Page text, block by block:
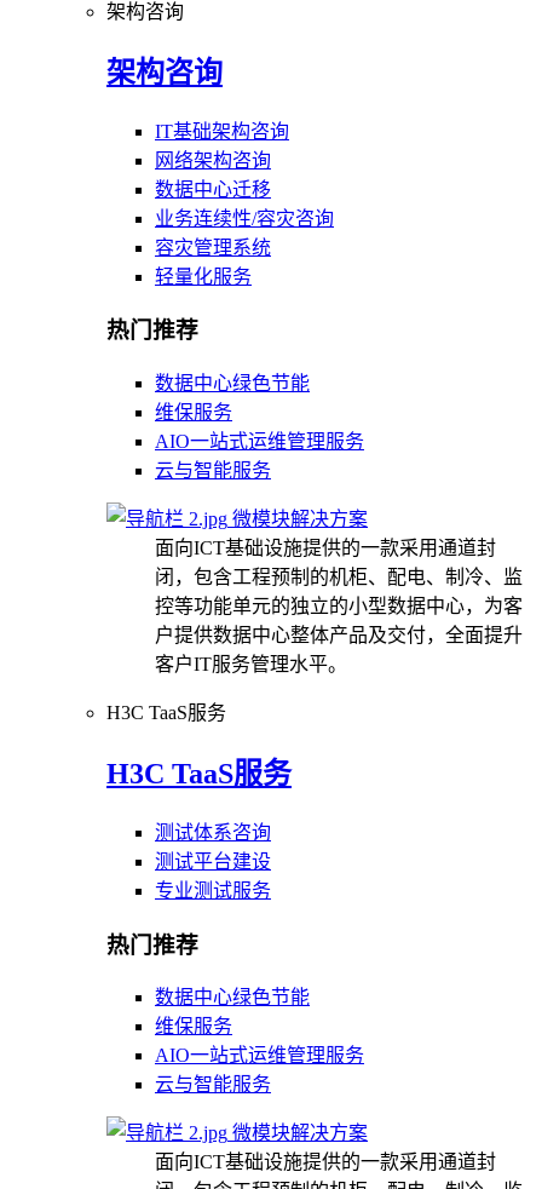
架构咨询
架构咨询
IT基础架构咨询
网络架构咨询
数据中心迁移
业务连续性/容灾咨询
容灾管理系统
轻量化服务
热门推荐
数据中心绿色节能
维保服务
AIO一站式运维管理服务
云与智能服务
微模块解决方案
面向ICT基础设施提供的一款采用通道封
闭，包含工程预制的机柜、配电、制冷、监
控等功能单元的独立的小型数据中心，为客
户提供数据中心整体产品及交付，全面提升
客户IT服务管理水平。
H3C TaaS服务
H3C TaaS服务
测试体系咨询
测试平台建设
专业测试服务
热门推荐
数据中心绿色节能
维保服务
AIO一站式运维管理服务
云与智能服务
微模块解决方案
面向ICT基础设施提供的一款采用通道封